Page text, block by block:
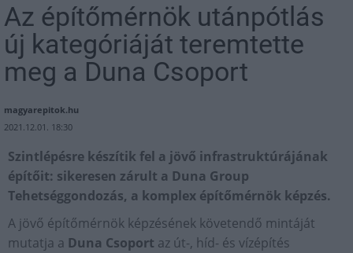
Az építőmérnök utánpótlás
új kategóriáját teremtette
meg a Duna Csoport
magyarepitok.hu
2021.12.01. 18:30
Szintlépésre készítik fel a jövő infrastruktúrájának
építőit: sikeresen zárult a Duna Group
Tehetséggondozás, a komplex építőmérnök képzés.
A jövő építőmérnök képzésének követendő mintáját
mutatja a Duna Csoport az út-, híd- és vízépítés